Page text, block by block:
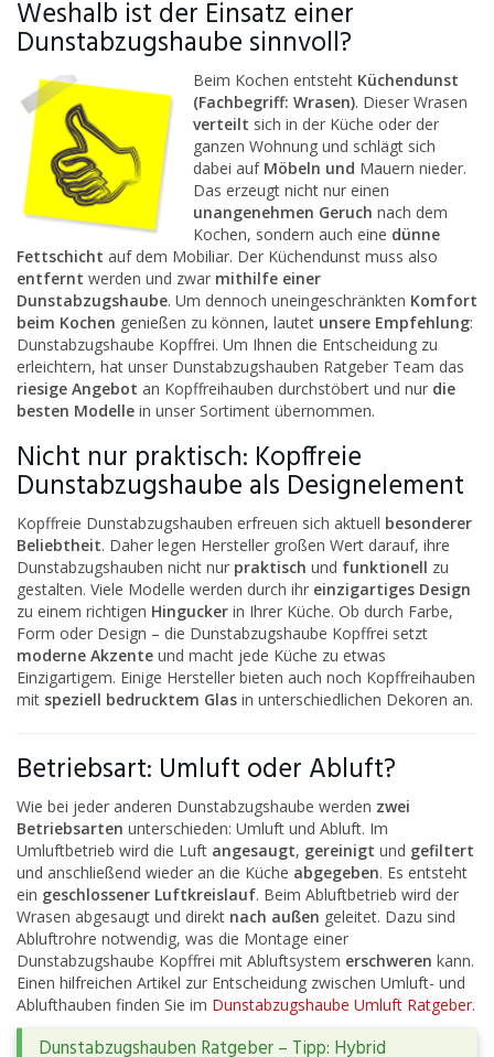
Weshalb ist der Einsatz einer
Dunstabzugshaube sinnvoll?
Beim Kochen entsteht Küchendunst
(Fachbegriff: Wrasen). Dieser Wrasen
verteilt sich in der Küche oder der
ganzen Wohnung und schlägt sich
dabei auf Möbeln und Mauern nieder.
Das erzeugt nicht nur einen
unangenehmen Geruch nach dem
Kochen, sondern auch eine dünne
Fettschicht auf dem Mobiliar. Der Küchendunst muss also
entfernt werden und zwar mithilfe einer
Dunstabzugshaube. Um dennoch uneingeschränkten Komfort
beim Kochen genießen zu können, lautet unsere Empfehlung:
Dunstabzugshaube Kopffrei. Um Ihnen die Entscheidung zu
erleichtern, hat unser Dunstabzugshauben Ratgeber Team das
riesige Angebot an Kopffreihauben durchstöbert und nur die
besten Modelle in unser Sortiment übernommen.
Nicht nur praktisch: Kopffreie
Dunstabzugshaube als Designelement
Kopffreie Dunstabzugshauben erfreuen sich aktuell besonderer
Beliebtheit. Daher legen Hersteller großen Wert darauf, ihre
Dunstabzugshauben nicht nur praktisch und funktionell zu
gestalten. Viele Modelle werden durch ihr einzigartiges Design
zu einem richtigen Hingucker in Ihrer Küche. Ob durch Farbe,
Form oder Design – die Dunstabzugshaube Kopffrei setzt
moderne Akzente und macht jede Küche zu etwas
Einzigartigem. Einige Hersteller bieten auch noch Kopffreihauben
mit speziell bedrucktem Glas in unterschiedlichen Dekoren an.
Betriebsart: Umluft oder Abluft?
Wie bei jeder anderen Dunstabzugshaube werden zwei
Betriebsarten unterschieden: Umluft und Abluft. Im
Umluftbetrieb wird die Luft angesaugt, gereinigt und gefiltert
und anschließend wieder an die Küche abgegeben. Es entsteht
ein geschlossener Luftkreislauf. Beim Abluftbetrieb wird der
Wrasen abgesaugt und direkt nach außen geleitet. Dazu sind
Abluftrohre notwendig, was die Montage einer
Dunstabzugshaube Kopffrei mit Abluftsystem erschweren kann.
Einen hilfreichen Artikel zur Entscheidung zwischen Umluft- und
Ablufthauben finden Sie im Dunstabzugshaube Umluft Ratgeber.
Dunstabzugshauben Ratgeber – Tipp: Hybrid